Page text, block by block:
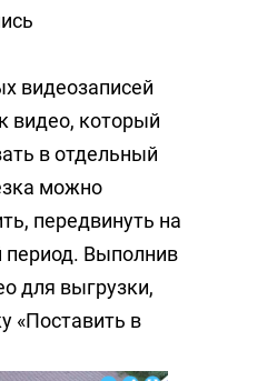
видеозаписей
видео, который
в отдельный
можно
передвинуть на
период. Выполнив
для выгрузки,
«Поставить в